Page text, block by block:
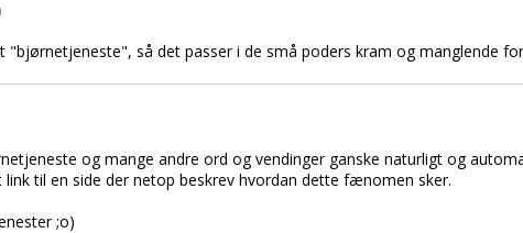
så det passer i de små poders kram og manglende
og mange andre ord og vendinger ganske naturligt og
til en side der netop beskrev hvordan dette fænomen sker.
;o)